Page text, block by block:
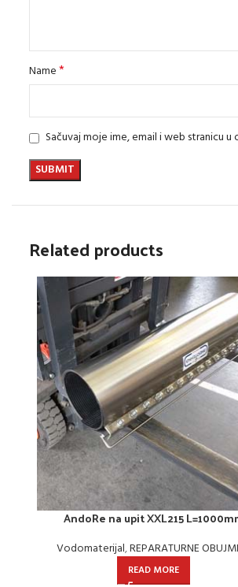
Name*
Sačuvaj moje ime, email i web stranicu
Related products
AndoRe na upit XXL215
Vodomaterijal,REPARATURNE
READ MORE